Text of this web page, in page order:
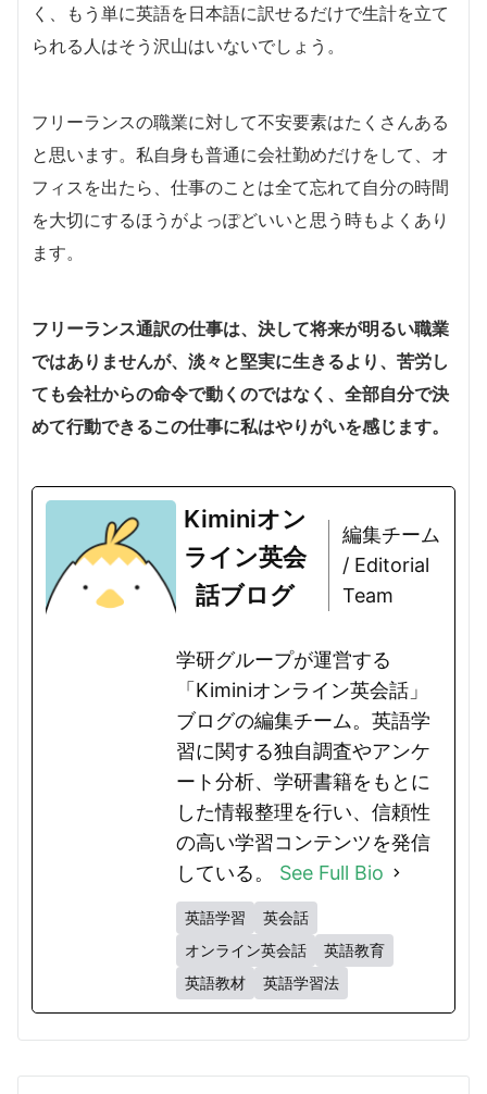
く、もう単に英語を日本語に訳せるだけで生計を立て
られる人はそう沢山はいないでしょう。
フリーランスの職業に対して不安要素はたくさんある
と思います。私自身も普通に会社勤めだけをして、オ
フィスを出たら、仕事のことは全て忘れて自分の時間
を大切にするほうがよっぽどいいと思う時もよくあり
ます。
フリーランス通訳の仕事は、決して将来が明るい職業
ではありませんが、淡々と堅実に生きるより、苦労し
ても会社からの命令で動くのではなく、全部自分で決
めて行動できるこの仕事に私はやりがいを感じます。
Kiminiオン
ライン英会
話ブログ
編集チーム
/ Editorial
Team
学研グループが運営する
「Kiminiオンライン英会話」
ブログの編集チーム。英語学
習に関する独自調査やアンケ
ート分析、学研書籍をもとに
した情報整理を行い、信頼性
の高い学習コンテンツを発信
している。 See Full Bio
英語学習
英会話
オンライン英会話
英語教育
英語教材
英語学習法